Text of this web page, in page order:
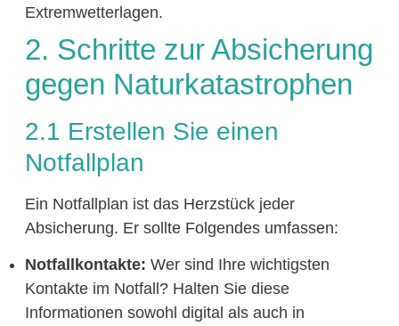
Extremwetterlagen.
2. Schritte zur Absicherung
gegen Naturkatastrophen
2.1 Erstellen Sie einen
Notfallplan
Ein Notfallplan ist das Herzstück jeder
Absicherung. Er sollte Folgendes umfassen:
Notfallkontakte: Wer sind Ihre wichtigsten
Kontakte im Notfall? Halten Sie diese
Informationen sowohl digital als auch in